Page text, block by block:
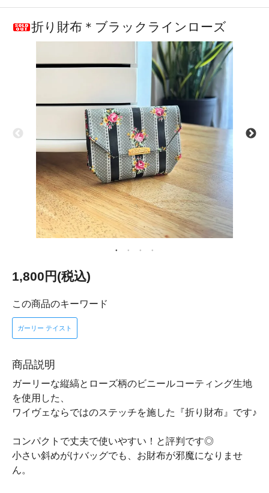
折り財布＊ブラックラインローズ
1,800円(税込)
この商品のキーワード
ガーリー テイスト
商品説明
ガーリーな縦縞とローズ柄のビニールコーティング生地
を使用した、
ワイヴェならではのステッチを施した『折り財布』です♪
コンパクトで丈夫で使いやすい！と評判です◎
小さい斜めがけバッグでも、お財布が邪魔になりませ
ん。